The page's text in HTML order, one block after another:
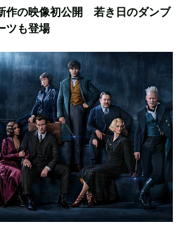
作の映像初公開 若き日のダンブ
ツも登場